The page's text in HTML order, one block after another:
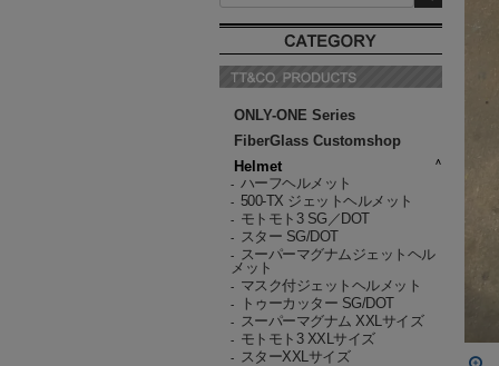
ONLY-ONE Series
FiberGlass Customshop
Helmet
- ハーフヘルメット
- 500-TX ジェットヘルメット
- モトモト3 SG／DOT
- スター SG/DOT
-
スーパーマグナムジェットヘル
メット
- マスク付ジェットヘルメット
- トゥーカッター SG/DOT
- スーパーマグナム XXLサイズ
- モトモト3 XXLサイズ
- スターXXLサイズ